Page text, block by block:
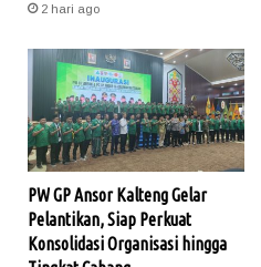
2 hari ago
PW GP Ansor Kalteng Gelar
Pelantikan, Siap Perkuat
Konsolidasi Organisasi hingga